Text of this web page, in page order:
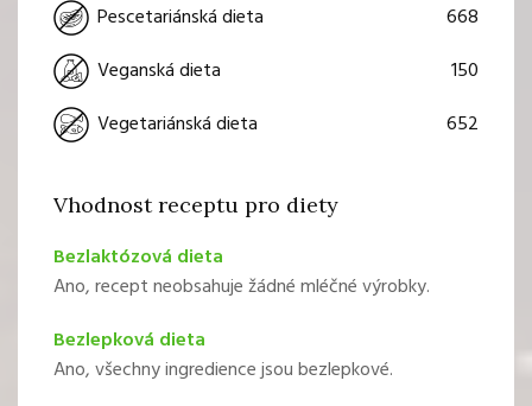
Pescetariánská dieta
668
Veganská dieta
150
Vegetariánská dieta
652
Vhodnost receptu pro diety
Bezlaktózová dieta
Ano, recept neobsahuje žádné mléčné výrobky.
Bezlepková dieta
Ano, všechny ingredience jsou bezlepkové.